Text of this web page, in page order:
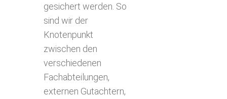
gesichert werden. So
sind wir der
Knotenpunkt
zwischen den
verschiedenen
Fachabteilungen,
externen Gutachtern,